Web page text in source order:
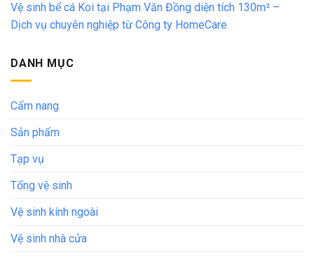
Vệ sinh bể cá Koi tại Phạm Văn Đồng diện tích 130m² –
Dịch vụ chuyên nghiệp từ Công ty HomeCare
DANH MỤC
Cẩm nang
Sản phẩm
Tạp vụ
Tổng vệ sinh
Vệ sinh kính ngoài
Vệ sinh nhà cửa